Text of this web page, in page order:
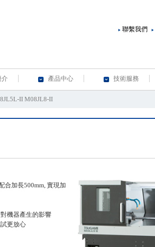
聯繫我們
產品中心 技術服務
II M08JL8-II
合加長500mm, 實現加
機器產生的影響
更放心